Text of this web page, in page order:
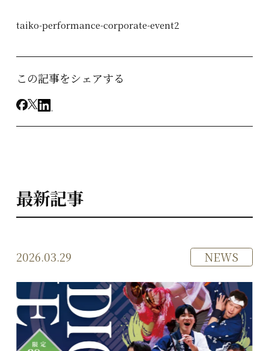
taiko-performance-corporate-event2
この記事をシェアする
最新記事
2026.03.29 NEWS